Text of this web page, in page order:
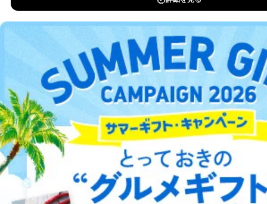
DOWNLOAD FOR IOS
DOWNLOAD FOR ANDROID
ご利用方法はこちら
総合案内
アフィリエイト 採用情報
プレスリリース お問い合わせ